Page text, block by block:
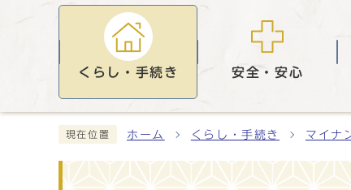
くらし・手続き 安全・安心
現在位置 ホーム くらし・手続き マイナ